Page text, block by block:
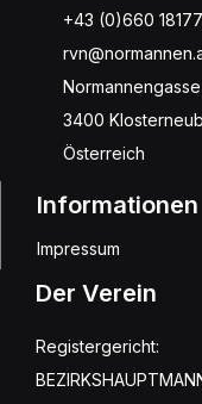
+43 (0)660
3400
Österreich
Informationen
Impressum
Der Verein
Registergericht: